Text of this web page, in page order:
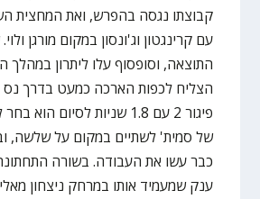
קבוצתו נגסה בהפרש, ואת המחצית
עם קרינגטון וג'ונסון במקום מורגן
התוצאה, וסופסוף עלו ליתרון במהלך
הצליח לכפות הארכה כמעט בדרך
פיגור 2 עם 1.8 שניות לסיום
של סמית' לשתיים במקום על שלשה,
כבר עשו את העבודה. בשורה
ענק שמעמיד אותו במרחק ניצחון